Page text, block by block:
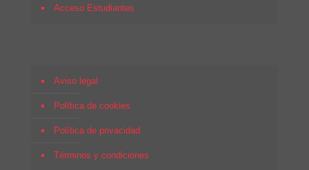
Acceso Estudiantes
Aviso legal
Política de cookies
Política de privacidad
Términos y condiciones